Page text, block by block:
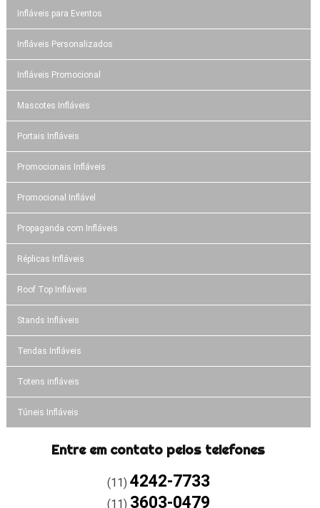
Infláveis para Eventos
Infláveis Personalizados
Infláveis Promocional
Mascotes Infláveis
Portais Infláveis
Promocionais Infláveis
Promocional Inflável
Propaganda com Infláveis
Réplicas Infláveis
Roof Top Infláveis
Stands Infláveis
Tendas Infláveis
Totens infláveis
Túneis Infláveis
Entre em contato pelos telefones
(11) 4242-7733
(11) 3603-0479